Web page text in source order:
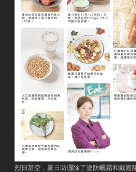
烈日當空，夏日防曬除了塗防曬霜和戴遮